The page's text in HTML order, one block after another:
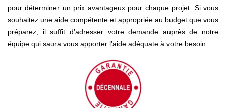
pour déterminer un prix avantageux pour chaque projet. Si vous
souhaitez une aide compétente et appropriée au budget que vous
préparez, il suffit d’adresser votre demande auprès de notre
équipe qui saura vous apporter l’aide adéquate à votre besoin.